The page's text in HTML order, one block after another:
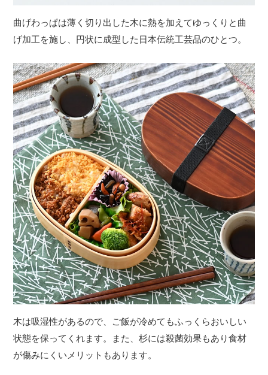
曲げわっぱは薄く切り出した木に熱を加えてゆっくりと曲
げ加工を施し、円状に成型した日本伝統工芸品のひとつ。
木は吸湿性があるので、ご飯が冷めてもふっくらおいしい
状態を保ってくれます。また、杉には殺菌効果もあり食材
が傷みにくいメリットもあります。